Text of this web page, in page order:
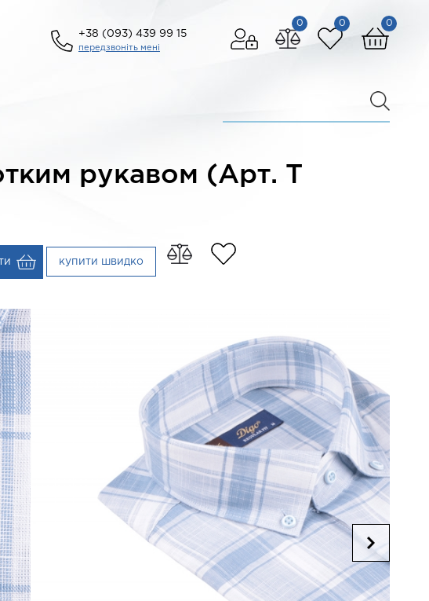
0
0
0
+38 (093) 439 99 15
передзвоніть мені
рукавом (Арт. T
купити швидко